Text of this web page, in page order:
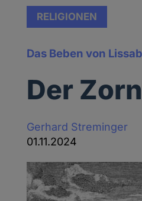
RELIGIONEN
Das Beben von
Der
Gerhard Streminger
01.11.2024